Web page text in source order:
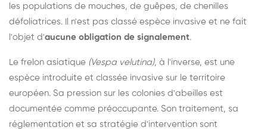
les populations de mouches, de guêpes, de chenilles
défoliatrices. Il n'est pas classé espèce invasive et ne fait
l'objet d'aucune obligation de signalement.
Le frelon asiatique (Vespa velutina), à l'inverse, est une
espèce introduite et classée invasive sur le territoire
européen. Sa pression sur les colonies d'abeilles est
documentée comme préoccupante. Son traitement, sa
réglementation et sa stratégie d'intervention sont